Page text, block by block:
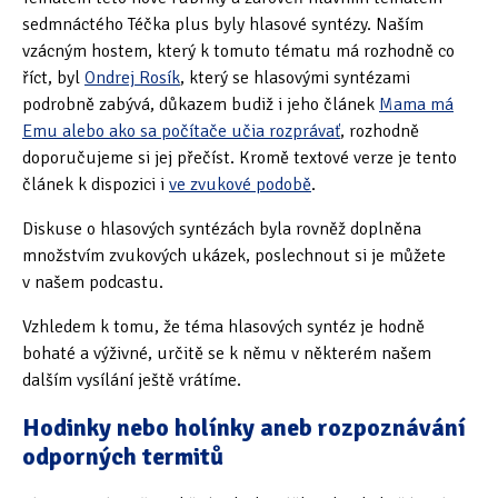
sedmnáctého Téčka plus byly hlasové syntézy. Naším
vzácným hostem, který k tomuto tématu má rozhodně co
říct, byl Ondrej Rosík, který se hlasovými syntézami
podrobně zabývá, důkazem budiž i jeho článek Mama má
Emu alebo ako sa počítače učia rozprávať, rozhodně
doporučujeme si jej přečíst. Kromě textové verze je tento
článek k dispozici i ve zvukové podobě.
Diskuse o hlasových syntézách byla rovněž doplněna
množstvím zvukových ukázek, poslechnout si je můžete
v našem podcastu.
Vzhledem k tomu, že téma hlasových syntéz je hodně
bohaté a výživné, určitě se k němu v některém našem
dalším vysílání ještě vrátíme.
Hodinky nebo holínky aneb rozpoznávání
odporných termitů